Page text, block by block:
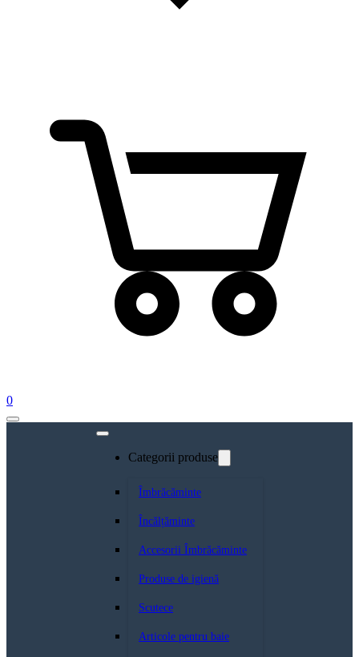
0
Categorii produse
Îmbrăcăminte
Încălțăminte
Accesorii Îmbrăcăminte
Produse de igienă
Scutece
Articole pentru baie